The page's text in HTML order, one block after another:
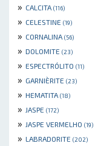
» CALCITA (116)
» CELESTINE (19)
» CORNALINA (56)
» DOLOMITE (23)
» ESPECTRÓLITO (11)
» GARNIÈRITE (23)
» HEMATITA (18)
» JASPE (172)
» JASPE VERMELHO (19)
» LABRADORITE (202)